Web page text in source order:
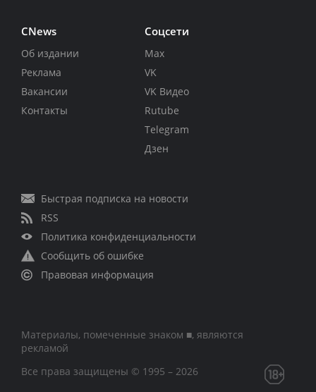
CNews
Об издании
Реклама
Вакансии
Контакты
Соцсети
Max
VK
VK Видео
Rutube
Telegram
Дзен
Быстрая подписка на новости
RSS
Политика конфиденциальности
Сообщить об ошибке
Правовая информация
Материалы, помеченные знаком ■, являются
рекламой
Все права защищены © 1995 – 2026